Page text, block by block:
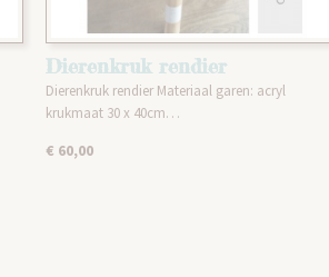
Dierenkruk rendier
Dierenkruk rendier Materiaal garen: acryl
krukmaat 30 x 40cm…
€ 60,00